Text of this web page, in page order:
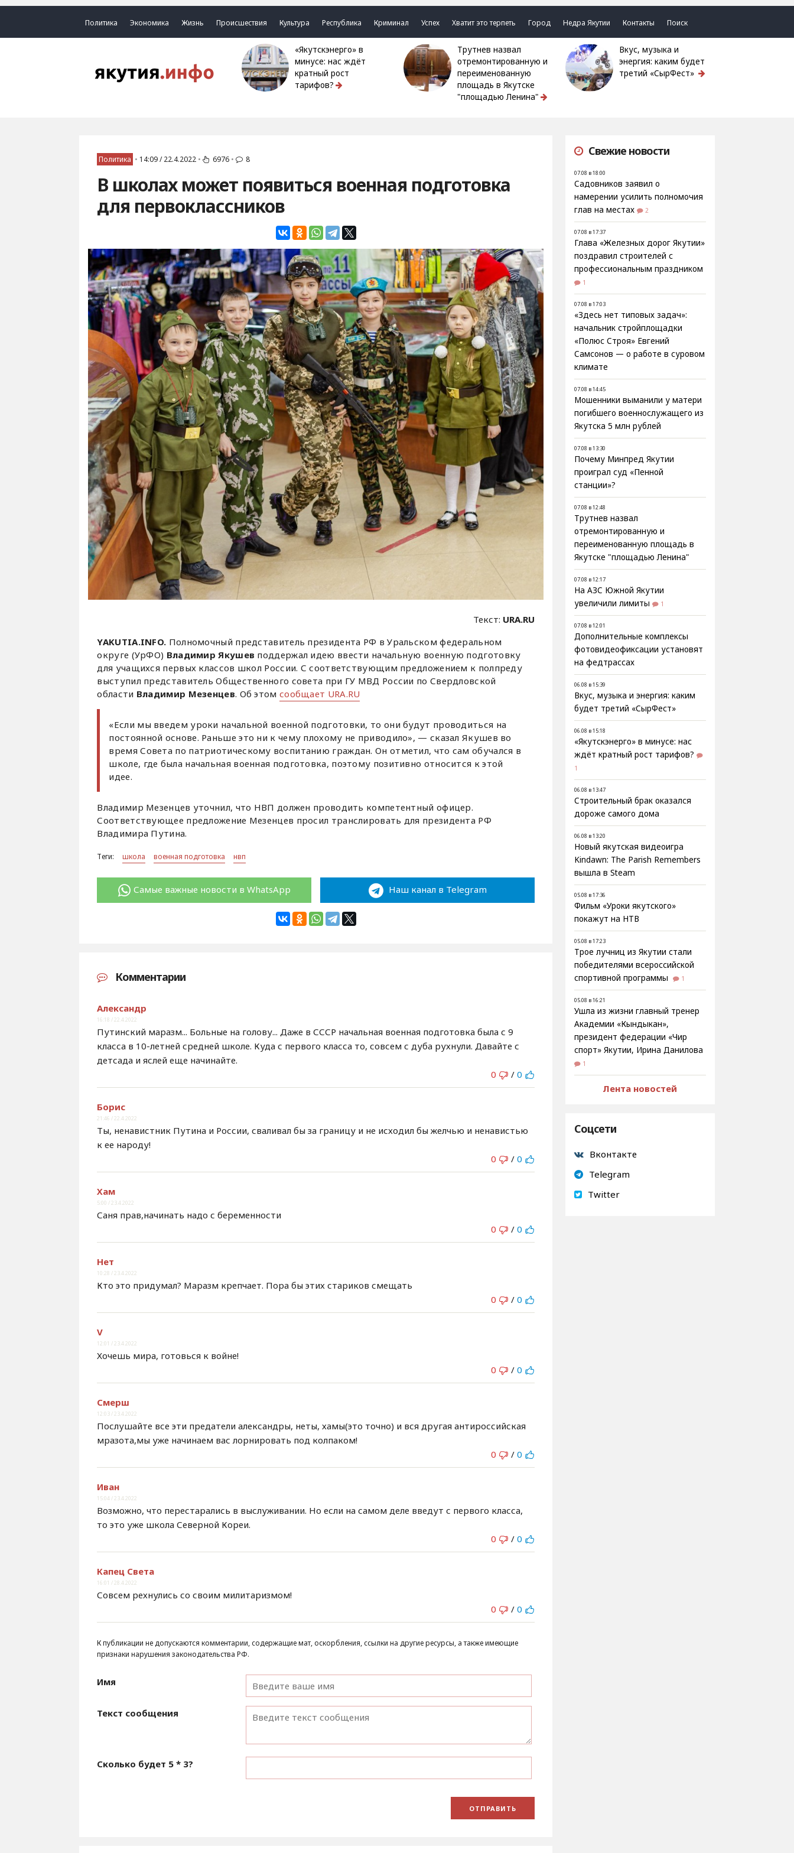
Политика Экономика Жизнь Происшествия Культура Республика Криминал Успех Хватит это терпеть Город Недра Якутии Контакты Поиск
«Якутскэнерго» в
минусе: нас ждёт
кратный рост
тарифов?
Трутнев назвал
отремонтированную и
переименованную
площадь в Якутске
"площадью Ленина"
Вкус, музыка и
энергия: каким будет
третий «СырФест»
Политика • 14:09 / 22.4.2022 • 6976 • 8
В школах может появиться военная подготовка
для первоклассников
Текст: URA.RU
YAKUTIA.INFO. Полномочный представитель президента РФ в Уральском федеральном
округе (УрФО) Владимир Якушев поддержал идею ввести начальную военную подготовку
для учащихся первых классов школ России. С соответствующим предложением к полпреду
выступил представитель Общественного совета при ГУ МВД России по Свердловской
области Владимир Мезенцев. Об этом сообщает URA.RU
«Если мы введем уроки начальной военной подготовки, то они будут проводиться на
постоянной основе. Раньше это ни к чему плохому не приводило», — сказал Якушев во
время Совета по патриотическому воспитанию граждан. Он отметил, что сам обучался в
школе, где была начальная военная подготовка, поэтому позитивно относится к этой
идее.
Владимир Мезенцев уточнил, что НВП должен проводить компетентный офицер.
Соответствующее предложение Мезенцев просил транслировать для президента РФ
Владимира Путина.
Теги: школа военная подготовка нвп
Самые важные новости в WhatsApp Наш канал в Telegram
Комментарии
Александр
16:18 / 22.4.2022
Путинский маразм... Больные на голову... Даже в СССР начальная военная подготовка была с 9
класса в 10-летней средней школе. Куда с первого класса то, совсем с дуба рухнули. Давайте с
детсада и яслей еще начинайте.
0
/ 0
Борис
21:46 / 22.4.2022
Ты, ненавистник Путина и России, сваливал бы за границу и не исходил бы желчью и ненавистью
к ее народу!
0
/ 0
Хам
5:00 / 23.4.2022
Саня прав,начинать надо с беременности
0
/ 0
Нет
10:28 / 23.4.2022
Кто это придумал? Маразм крепчает. Пора бы этих стариков смещать
0
/ 0
V
12:01 / 23.4.2022
Хочешь мира, готовься к войне!
0
/ 0
Смерш
12:03 / 23.4.2022
Послушайте все эти предатели александры, неты, хамы(это точно) и вся другая антироссийская
мразота,мы уже начинаем вас лорнировать под колпаком!
0
/ 0
Иван
15:04 / 23.4.2022
Возможно, что перестарались в выслуживании. Но если на самом деле введут с первого класса,
то это уже школа Северной Кореи.
0
/ 0
Капец Света
16:01 / 28.4.2022
Совсем рехнулись со своим милитаризмом!
0
/ 0
К публикации не допускаются комментарии, содержащие мат, оскорбления, ссылки на другие ресурсы, а также имеющие
признаки нарушения законодательства РФ.
Имя
Текст сообщения
Сколько будет 5 * 3?
Свежие новости
07.08 в 18:00
Садовников заявил о
намерении усилить полномочия
глав на местах
2
07.08 в 17:37
Глава «Железных дорог Якутии»
поздравил строителей с
профессиональным праздником
1
07.08 в 17:03
«Здесь нет типовых задач»:
начальник стройплощадки
«Полюс Строя» Евгений
Самсонов — о работе в суровом
климате
07.08 в 14:45
Мошенники выманили у матери
погибшего военнослужащего из
Якутска 5 млн рублей
07.08 в 13:30
Почему Минпред Якутии
проиграл суд «Пенной
станции»?
07.08 в 12:48
Трутнев назвал
отремонтированную и
переименованную площадь в
Якутске "площадью Ленина"
07.08 в 12:17
На АЗС Южной Якутии
увеличили лимиты
1
07.08 в 12:01
Дополнительные комплексы
фотовидеофиксации установят
на федтрассах
06.08 в 15:39
Вкус, музыка и энергия: каким
будет третий «СырФест»
06.08 в 15:18
«Якутскэнерго» в минусе: нас
ждёт кратный рост тарифов?
1
06.08 в 13:47
Строительный брак оказался
дороже самого дома
06.08 в 13:20
Новый якутская видеоигра
Kindawn: The Parish Remembers
вышла в Steam
05.08 в 17:36
Фильм «Уроки якутского»
покажут на НТВ
05.08 в 17:23
Трое лучниц из Якутии стали
победителями всероссийской
спортивной программы
1
05.08 в 16:21
Ушла из жизни главный тренер
Академии «Кындыкан»,
президент федерации «Чир
спорт» Якутии, Ирина Данилова
1
Лента новостей
Соцсети
Вконтакте
Telegram
Twitter